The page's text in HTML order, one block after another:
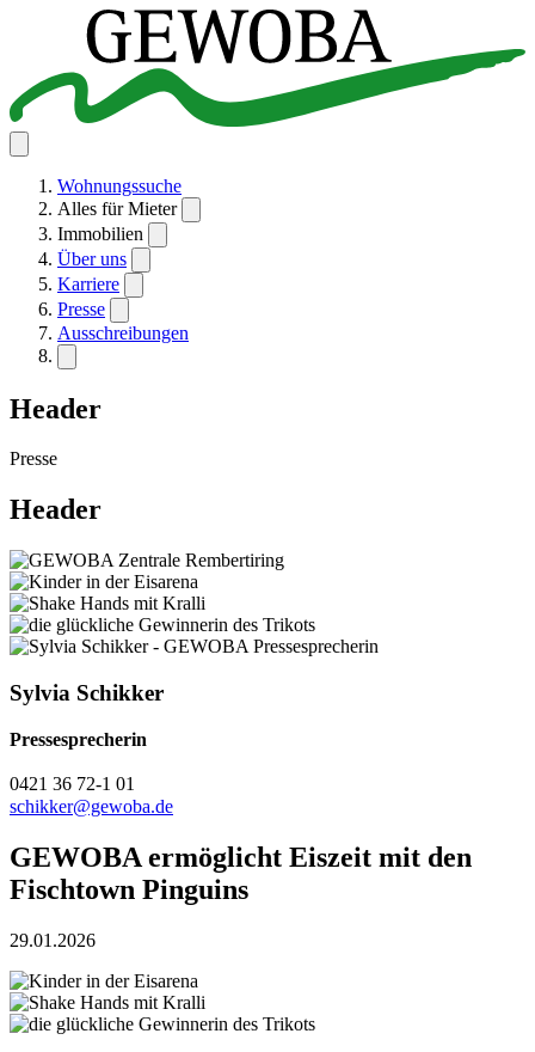
Wohnungssuche
Alles für Mieter
Immobilien
Über uns
Karriere
Presse
Ausschreibungen
Header
Presse
Header
Sylvia Schikker
Pressesprecherin
0421 36 72-1 01
schikker@gewoba.de
GEWOBA ermöglicht Eiszeit mit den
Fischtown Pinguins
29.01.2026